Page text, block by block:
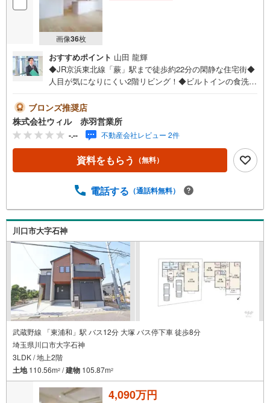
画像36枚
おすすめポイント 山田 龍輝
◆JR京浜東北線「蕨」駅まで徒歩約22分の閑静な住宅街◆
人目が気になりにくい2階リビング！◆ビルトインの食洗機
ォークインクローゼット付きで収納充実、季節物もすっき
り整理可能◆使い勝手の良い納戸を備え、生活用品をまと
めて整理可能◆床下収納は、日用品の収納にも便利◆3階に
は眺望と開放感を楽しめるルーフバルコニー◆浴室にはカ
ビ対策に嬉しい窓・浴室乾燥機付き◆トイレ2ヶ所設置で忙
しい時間帯も快適に使える間取り◆前面道路幅員は約6m、
0】上記時間はお電話が繋がりやすくなっております。お気
タンよりご希望の日時をご記入いただけますとスムーズに
ご案内が可能です。～住宅ローン～諸費用込融資や築年数
の古い物件のローンも得意としており、最適な銀行をご提
案します。～リフォーム～理想の間取り、テイストを作り
上げられます！リフォームプランナーの同行も可能です。
ブロンズ推奨店
株式会社ウィル 赤羽営業所
-.-- 不動産会社レビュー 2件
資料をもらう （無料）
電話する （通話料無料）
川口市大字石神
武蔵野線 「東浦和」駅 バス12分 大塚 バス停下車 徒歩8分
埼玉県川口市大字石神
3LDK / 地上2階
土地110.56m2 /建物 105.87m2
4,090万円